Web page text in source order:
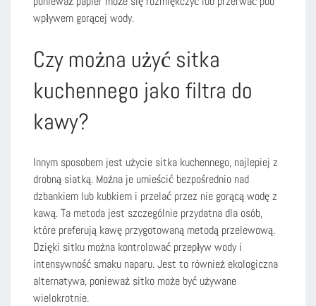
wpływem gorącej wody.
Czy można użyć sitka
kuchennego jako filtra do
kawy?
Innym sposobem jest użycie sitka kuchennego, najlepiej z
drobną siatką. Można je umieścić bezpośrednio nad
dzbankiem lub kubkiem i przelać przez nie gorącą wodę z
kawą. Ta metoda jest szczególnie przydatna dla osób,
które preferują kawę przygotowaną metodą przelewową.
Dzięki sitku można kontrolować przepływ wody i
intensywność smaku naparu. Jest to również ekologiczna
alternatywa, ponieważ sitko może być używane
wielokrotnie.